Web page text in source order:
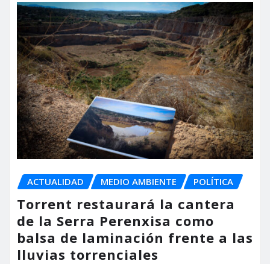
ACTUALIDAD MEDIO AMBIENTE POLÍTICA
Torrent restaurará la cantera
de la Serra Perenxisa como
balsa de laminación frente a las
lluvias torrenciales